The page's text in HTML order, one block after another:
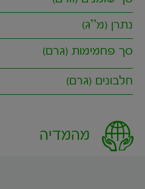
נתרן (מ”ג)
סך פחמימות (גרם)
חלבונים (גרם)
מהמדיה